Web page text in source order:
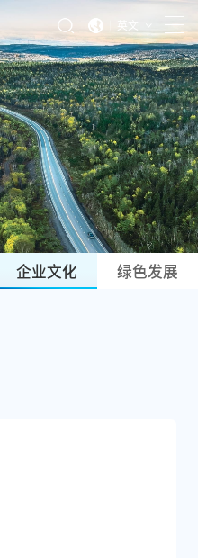
英文
企业文化 绿色发展